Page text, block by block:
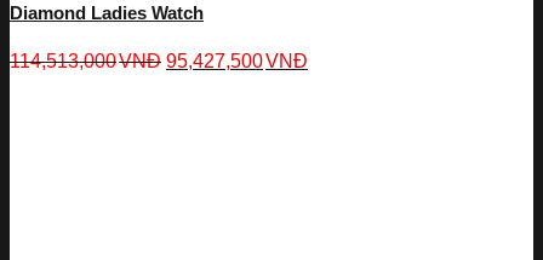
Diamond Ladies Watch
114,513,000VNĐ 95,427,500VNĐ